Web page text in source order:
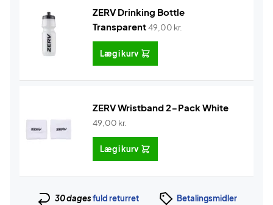
ZERV Drinking Bottle
Transparent49,00 kr.
Læg i kurv
ZERV Wristband 2-Pack White
49,00 kr.
Læg i kurv
30 dagesfuld returret Betalingsmidler